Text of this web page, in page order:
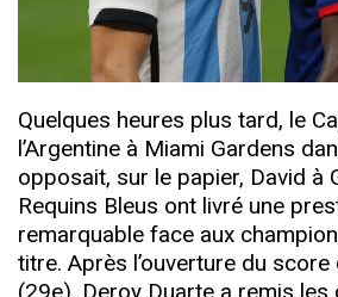
Quelques heures plus tard, le
l’Argentine à Miami Gardens
opposait, sur le papier, David à
Requins Bleus ont livré une
remarquable face aux
titre. Après l’ouverture du